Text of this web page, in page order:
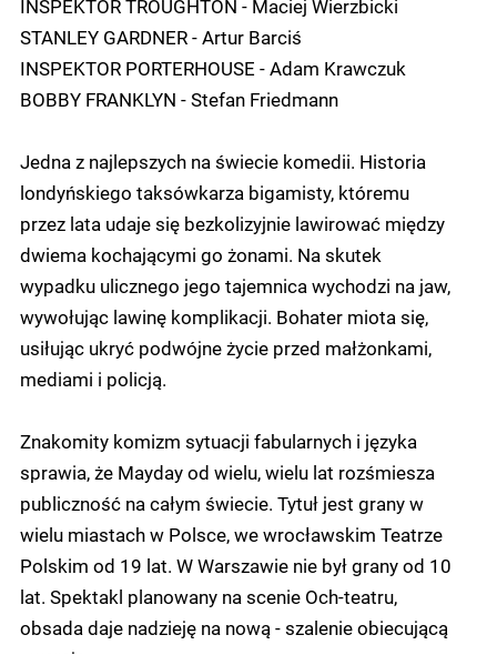
INSPEKTOR TROUGHTON - Maciej Wierzbicki
STANLEY GARDNER - Artur Barciś
INSPEKTOR PORTERHOUSE - Adam Krawczuk
BOBBY FRANKLYN - Stefan Friedmann
Jedna z najlepszych na świecie komedii. Historia
londyńskiego taksówkarza bigamisty, któremu
przez lata udaje się bezkolizyjnie lawirować między
dwiema kochającymi go żonami. Na skutek
wypadku ulicznego jego tajemnica wychodzi na jaw,
wywołując lawinę komplikacji. Bohater miota się,
usiłując ukryć podwójne życie przed małżonkami,
mediami i policją.
Znakomity komizm sytuacji fabularnych i języka
sprawia, że Mayday od wielu, wielu lat rozśmiesza
publiczność na całym świecie. Tytuł jest grany w
wielu miastach w Polsce, we wrocławskim Teatrze
Polskim od 19 lat. W Warszawie nie był grany od 10
lat. Spektakl planowany na scenie Och-teatru,
obsada daje nadzieję na nową - szalenie obiecującą